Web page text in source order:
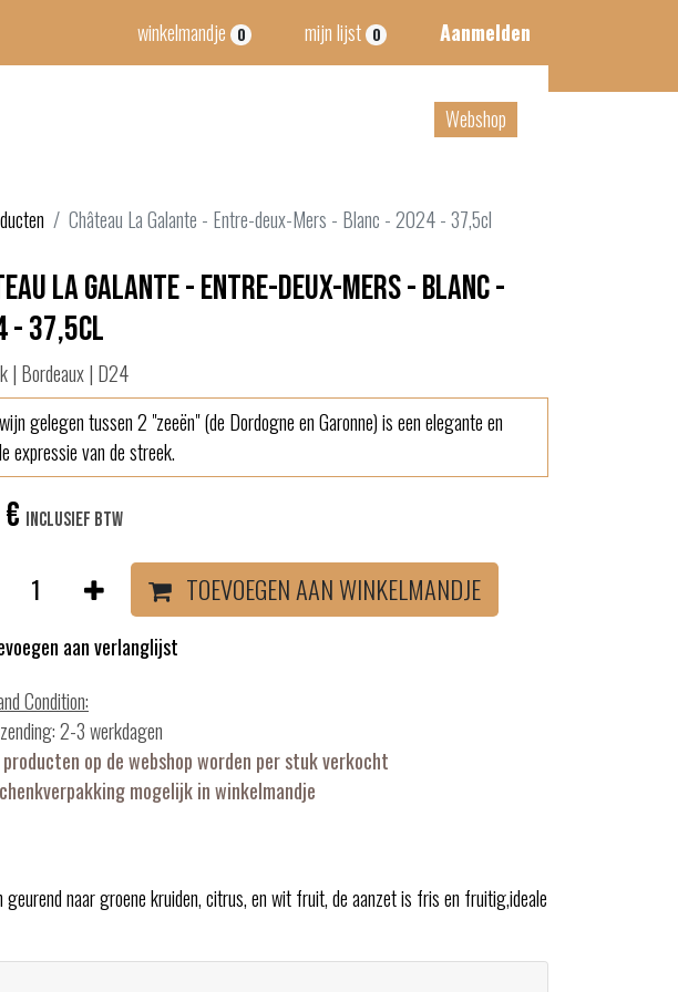
winkelmandje 0 mijn lijst 0 Aanmelden
Webshop
Château La Galante - Entre-deux-Mers - Blanc - 2024 - 37,5cl
La Galante - Entre-deux-Mers - Blanc -
- 37,5cl
| Bordeaux | D24
gelegen tussen 2 "zeeën" (de Dordogne en Garonne) is een elegante en
expressie van de streek.
€ Inclusief btw
TOEVOEGEN AAN WINKELMANDJE
aan verlanglijst
Condition:
2-3 werkdagen
op de webshop worden per stuk verkocht
mogelijk in winkelmandje
naar groene kruiden, citrus, en wit fruit, de aanzet is fris en fruitig,ideale